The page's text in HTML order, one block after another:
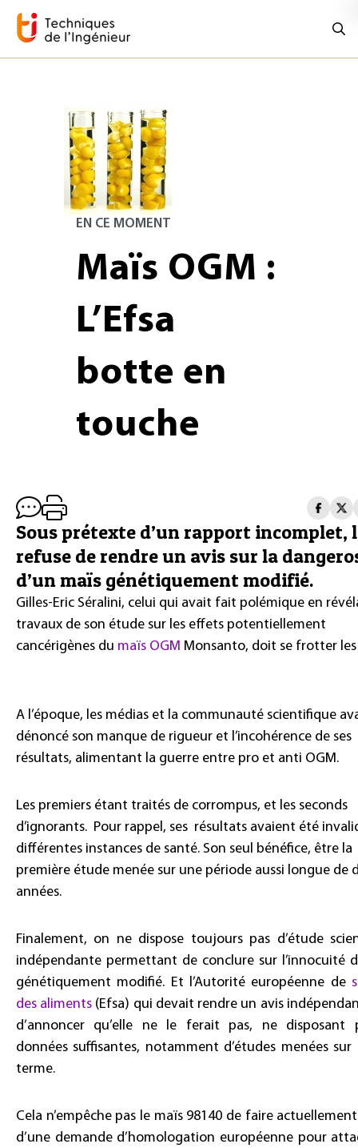
EN CE MOMENT
Maïs OGM :
L’Efsa
botte en
touche
Sous prétexte d’un rapport incomplet,
refuse de rendre un avis sur la
d’un maïs génétiquement modifié.
Gilles-Eric Séralini, celui qui avait fait polémique en
travaux de son étude sur les effets potentiellement
cancérigènes du maïs OGM Monsanto, doit se frotter les
A l’époque, les médias et la communauté scientifique
dénoncé son manque de rigueur et l’incohérence de ses
résultats, alimentant la guerre entre pro et anti OGM.
Les premiers étant traités de corrompus, et les seconds
d’ignorants. Pour rappel, ses résultats avaient été
différentes instances de santé. Son seul bénéfice, être la
première étude menée sur une période aussi longue de
années.
Finalement, on ne dispose toujours pas d’étude
indépendante permettant de conclure sur l’innocuité
génétiquement modifié. Et l’Autorité européenne de
des aliments (Efsa) qui devait rendre un avis
d’annoncer qu’elle ne le ferait pas, ne disposant
données suffisantes, notamment d’études menées
terme.
Cela n’empêche pas le maïs 98140 de faire
d’une demande d’homologation européenne pour